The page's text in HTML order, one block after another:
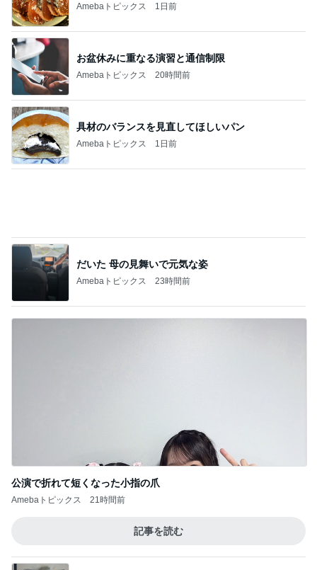
Amebaトピックス 20時間前
具材のバランスを見直してほしいパン
Amebaトピックス 1日前
記事を読む
Amebaトピックス 1日前